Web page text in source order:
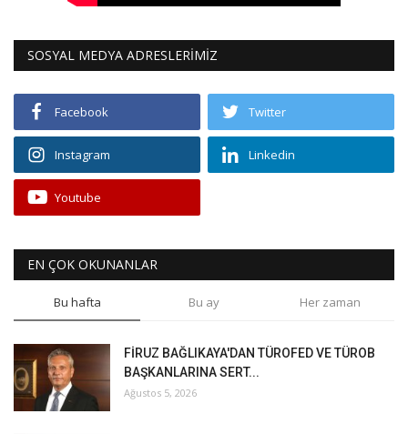
SOSYAL MEDYA ADRESLERİMİZ
Facebook Twitter
Instagram Linkedin
Youtube
EN ÇOK OKUNANLAR
Bu hafta Bu ay Her zaman
FİRUZ BAĞLIKAYA'DAN TÜROFED VE TÜROB
BAŞKANLARINA SERT...
Ağustos 5, 2026